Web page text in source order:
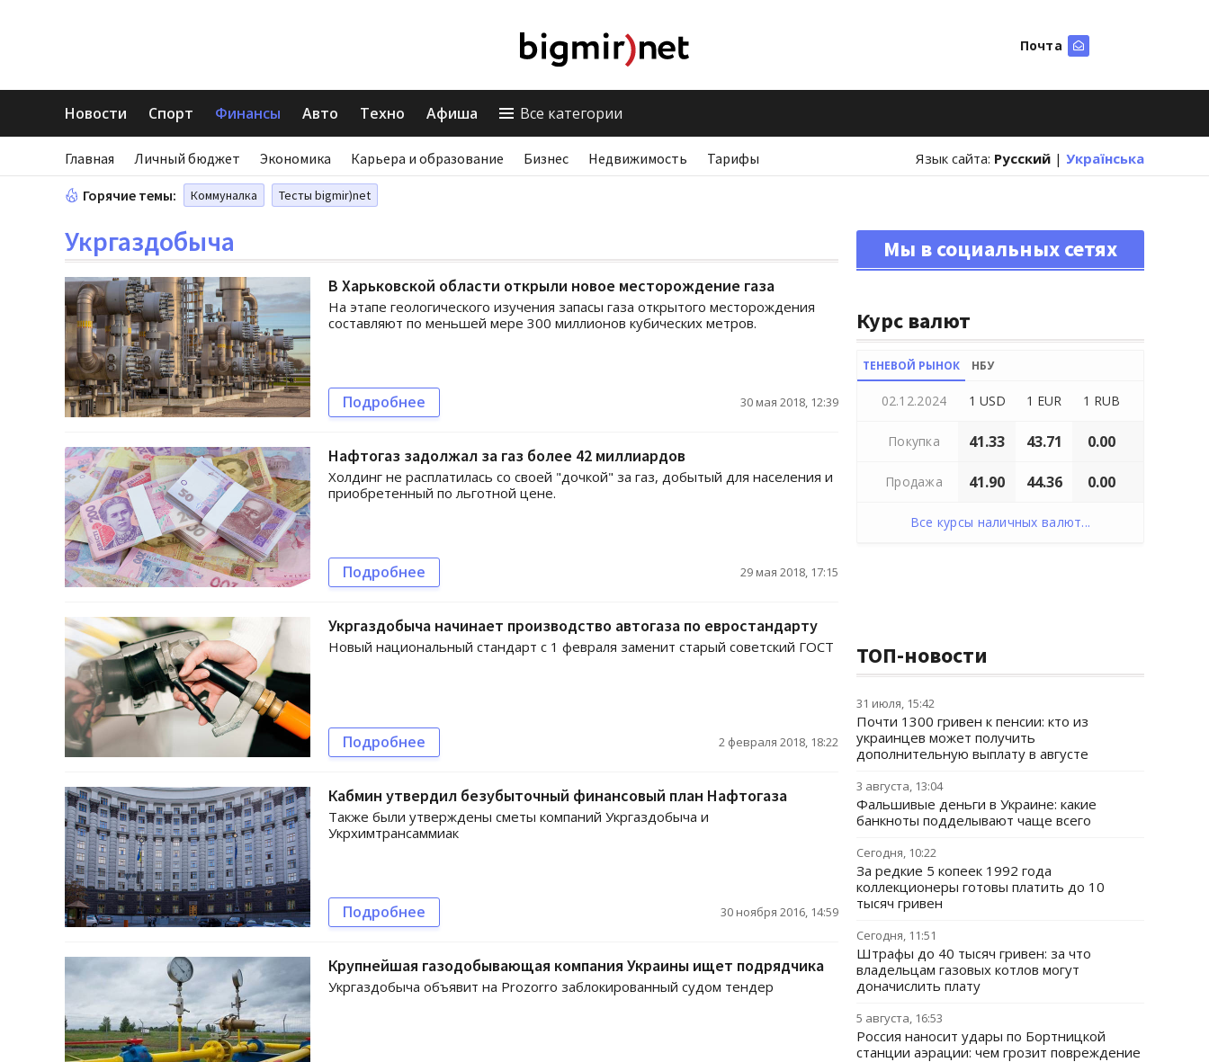
Почта
Новости Спорт Финансы Авто Техно Афиша Все категории
Главная Личный бюджет Экономика Карьера и образование Бизнес Недвижимость Тарифы Язык сайта: Русский | Українська
Горячие темы: Коммуналка Тесты bigmir)net
Укргаздобыча
В Харьковской области открыли новое месторождение газа
На этапе геологического изучения запасы газа открытого месторождения
составляют по меньшей мере 300 миллионов кубических метров.
Подробнее 30 мая 2018, 12:39
Нафтогаз задолжал за газ более 42 миллиардов
Холдинг не расплатилась со своей "дочкой" за газ, добытый для населения и
приобретенный по льготной цене.
Подробнее 29 мая 2018, 17:15
Укргаздобыча начинает производство автогаза по евростандарту
Новый национальный стандарт с 1 февраля заменит старый советский ГОСТ
Подробнее 2 февраля 2018, 18:22
Кабмин утвердил безубыточный финансовый план Нафтогаза
Также были утверждены сметы компаний Укргаздобыча и
Укрхимтрансаммиак
Подробнее 30 ноября 2016, 14:59
Крупнейшая газодобывающая компания Украины ищет подрядчика
Укргаздобыча объявит на Prozorro заблокированный судом тендер
Мы в социальных сетях
Курс валют
ТЕНЕВОЙ РЫНОК НБУ
02.12.2024 1 USD 1 EUR 1 RUB
Покупка 41.33 43.71 0.00
Продажа 41.90 44.36 0.00
Все курсы наличных валют...
ТОП-новости
31 июля, 15:42
Почти 1300 гривен к пенсии: кто из
украинцев может получить
дополнительную выплату в августе
3 августа, 13:04
Фальшивые деньги в Украине: какие
банкноты подделывают чаще всего
Сегодня, 10:22
За редкие 5 копеек 1992 года
коллекционеры готовы платить до 10
тысяч гривен
Сегодня, 11:51
Штрафы до 40 тысяч гривен: за что
владельцам газовых котлов могут
доначислить плату
5 августа, 16:53
Россия наносит удары по Бортницкой
станции аэрации: чем грозит повреждение